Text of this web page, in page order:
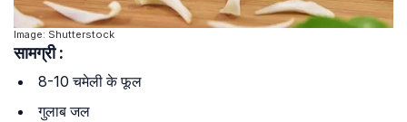
Image: Shutterstock
सामग्री :
8-10 चमेली के फूल
गुलाब जल